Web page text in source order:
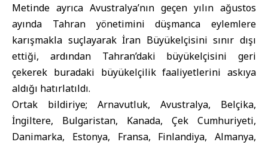
Metinde ayrıca Avustralya’nın geçen yılın ağustos
ayında Tahran yönetimini düşmanca eylemlere
karışmakla suçlayarak İran Büyükelçisini sınır dışı
ettiği, ardından Tahran’daki büyükelçisini geri
çekerek buradaki büyükelçilik faaliyetlerini askıya
aldığı hatırlatıldı.
Ortak bildiriye; Arnavutluk, Avustralya, Belçika,
İngiltere, Bulgaristan, Kanada, Çek Cumhuriyeti,
Danimarka, Estonya, Fransa, Finlandiya, Almanya,